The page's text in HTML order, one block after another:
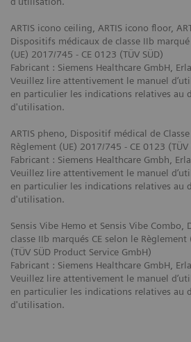
ARTIS icono ceiling, ARTIS icono floor,
Dispositifs médicaux de classe IIb
(UE) 2017/745 - CE 0123 (TÜV SÜD)
Fabricant : Siemens Healthcare GmbH,
Veuillez lire attentivement le manuel
en particulier les indications relatives au
d'utilisation.
ARTIS pheno, Dispositif médical de
Règlement (UE) 2017/745 - CE 0123 (TÜV
Fabricant : Siemens Healthcare Gmbh,
Veuillez lire attentivement le manuel
en particulier les indications relatives au
d'utilisation.
Sensis Vibe Hemo et Sensis Vibe
classe IIb marqués CE selon le
(TÜV SÜD Product Service GmbH)
Fabricant : Siemens Healthcare GmbH,
Veuillez lire attentivement le manuel
en particulier les indications relatives au
d'utilisation.